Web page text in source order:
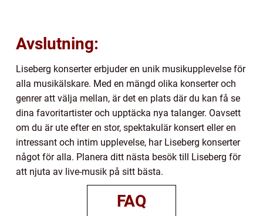
Avslutning:
Liseberg konserter erbjuder en unik musikupplevelse för
alla musikälskare. Med en mängd olika konserter och
genrer att välja mellan, är det en plats där du kan få se
dina favoritartister och upptäcka nya talanger. Oavsett
om du är ute efter en stor, spektakulär konsert eller en
intressant och intim upplevelse, har Liseberg konserter
något för alla. Planera ditt nästa besök till Liseberg för
att njuta av live-musik på sitt bästa.
FAQ